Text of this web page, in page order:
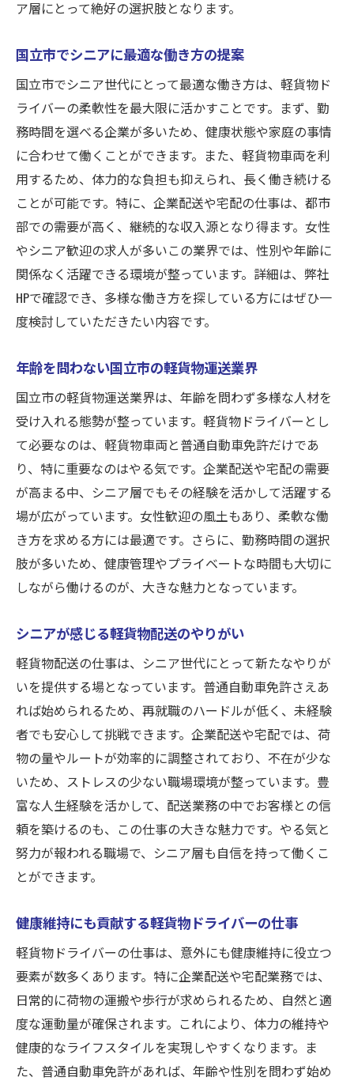
ア層にとって絶好の選択肢となります。
国立市でシニアに最適な働き方の提案
国立市でシニア世代にとって最適な働き方は、軽貨物ド
ライバーの柔軟性を最大限に活かすことです。まず、勤
務時間を選べる企業が多いため、健康状態や家庭の事情
に合わせて働くことができます。また、軽貨物車両を利
用するため、体力的な負担も抑えられ、長く働き続ける
ことが可能です。特に、企業配送や宅配の仕事は、都市
部での需要が高く、継続的な収入源となり得ます。女性
やシニア歓迎の求人が多いこの業界では、性別や年齢に
関係なく活躍できる環境が整っています。詳細は、弊社
HPで確認でき、多様な働き方を探している方にはぜひ一
度検討していただきたい内容です。
年齢を問わない国立市の軽貨物運送業界
国立市の軽貨物運送業界は、年齢を問わず多様な人材を
受け入れる態勢が整っています。軽貨物ドライバーとし
て必要なのは、軽貨物車両と普通自動車免許だけであ
り、特に重要なのはやる気です。企業配送や宅配の需要
が高まる中、シニア層でもその経験を活かして活躍する
場が広がっています。女性歓迎の風土もあり、柔軟な働
き方を求める方には最適です。さらに、勤務時間の選択
肢が多いため、健康管理やプライベートな時間も大切に
しながら働けるのが、大きな魅力となっています。
シニアが感じる軽貨物配送のやりがい
軽貨物配送の仕事は、シニア世代にとって新たなやりが
いを提供する場となっています。普通自動車免許さえあ
れば始められるため、再就職のハードルが低く、未経験
者でも安心して挑戦できます。企業配送や宅配では、荷
物の量やルートが効率的に調整されており、不在が少な
いため、ストレスの少ない職場環境が整っています。豊
富な人生経験を活かして、配送業務の中でお客様との信
頼を築けるのも、この仕事の大きな魅力です。やる気と
努力が報われる職場で、シニア層も自信を持って働くこ
とができます。
健康維持にも貢献する軽貨物ドライバーの仕事
軽貨物ドライバーの仕事は、意外にも健康維持に役立つ
要素が数多くあります。特に企業配送や宅配業務では、
日常的に荷物の運搬や歩行が求められるため、自然と適
度な運動量が確保されます。これにより、体力の維持や
健康的なライフスタイルを実現しやすくなります。ま
た、普通自動車免許があれば、年齢や性別を問わず始め